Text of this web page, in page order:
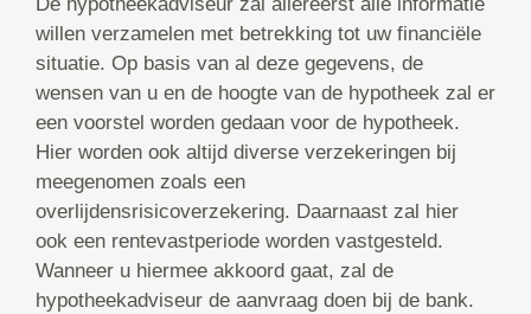
willen verzamelen met betrekking tot uw financiële
situatie. Op basis van al deze gegevens, de
wensen van u en de hoogte van de hypotheek zal er
een voorstel worden gedaan voor de hypotheek.
Hier worden ook altijd diverse verzekeringen bij
meegenomen zoals een
overlijdensrisicoverzekering. Daarnaast zal hier
ook een rentevastperiode worden vastgesteld.
Wanneer u hiermee akkoord gaat, zal de
hypotheekadviseur de aanvraag doen bij de bank.